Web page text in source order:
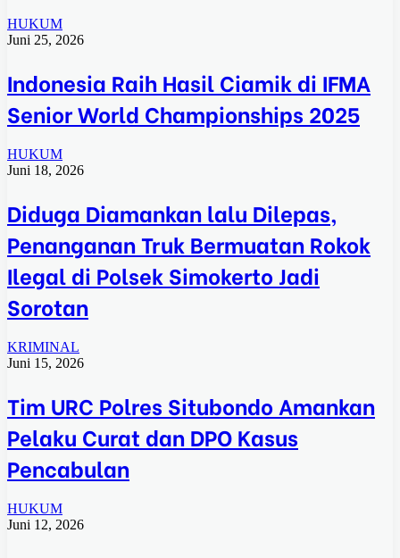
HUKUM
Juni 25, 2026
Indonesia Raih Hasil Ciamik di IFMA
Senior World Championships 2025
HUKUM
Juni 18, 2026
Diduga Diamankan lalu Dilepas,
Penanganan Truk Bermuatan Rokok
Ilegal di Polsek Simokerto Jadi
Sorotan
KRIMINAL
Juni 15, 2026
Tim URC Polres Situbondo Amankan
Pelaku Curat dan DPO Kasus
Pencabulan
HUKUM
Juni 12, 2026